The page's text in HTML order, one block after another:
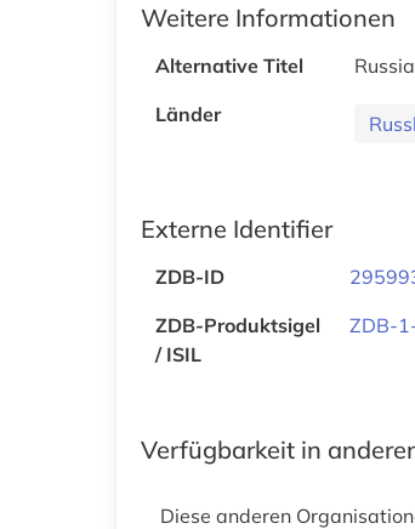
Weitere Informationen
Alternative Titel
Länder
Externe Identifier
ZDB-ID
ZDB-Produktsigel
/ ISIL
ZDB-
Verfügbarkeit in
Diese anderen